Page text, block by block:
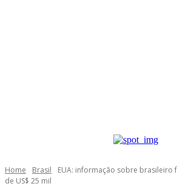
Home Brasil
EUA: informação sobre brasileiro
de US$ 25 mil